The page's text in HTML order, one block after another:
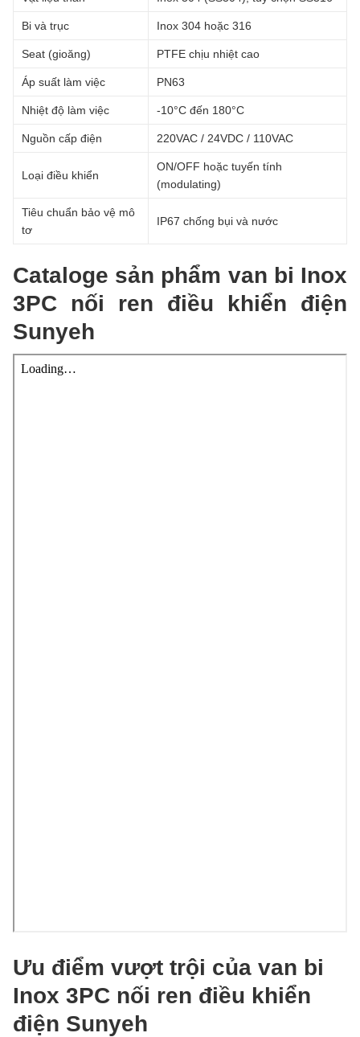
Bi và trục Inox 304 hoặc 316
Seat (gioăng) PTFE chịu nhiệt cao
Áp suất làm việc PN63
Nhiệt độ làm việc -10°C đến 180°C
Nguồn cấp điện 220VAC / 24VDC / 110VAC
Loại điều khiển
ON/OFF hoặc tuyến tính
(modulating)
Tiêu chuẩn bảo vệ mô
tơ
IP67 chống bụi và nước
Cataloge sản phẩm van bi Inox
3PC nối ren điều khiển điện
Sunyeh
Ưu điểm vượt trội của van bi
Inox 3PC nối ren điều khiển
điện Sunyeh